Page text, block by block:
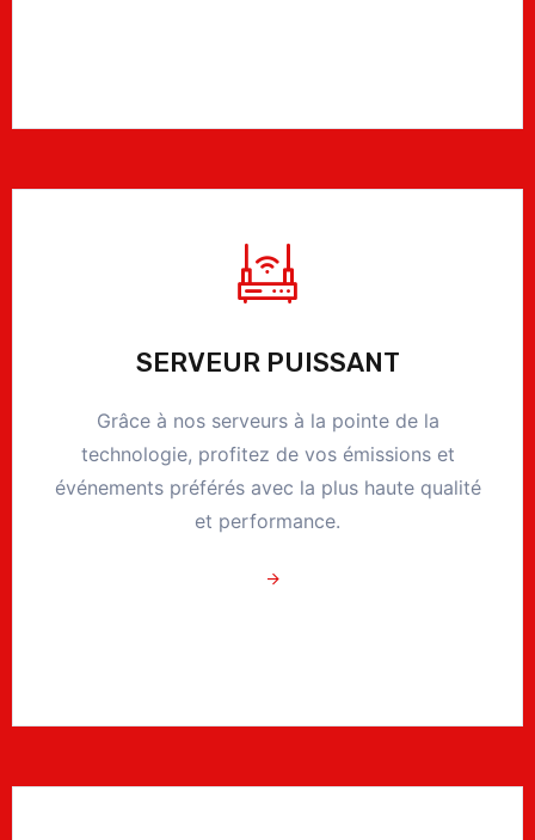
SERVEUR PUISSANT
Grâce à nos serveurs à la pointe de la
technologie, profitez de vos émissions et
événements préférés avec la plus haute qualité
et performance.